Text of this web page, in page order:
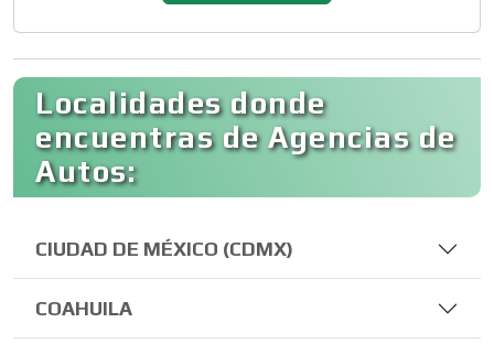
Localidades donde
encuentras de Agencias de
Autos:
CIUDAD DE MÉXICO (CDMX)
COAHUILA